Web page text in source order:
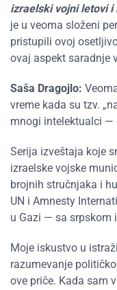
izraelski vojni letovi
je u veoma složeni
pristupili ovoj
ovaj aspekt saradnje
Saša Dragojlo:
vreme kada su tzv.
mnogi intelektualci —
Serija izveštaja koje
izraelske vojske
brojnih stručnjaka i
UN i Amnesty
u Gazi — sa srpskom
Moje iskustvo u
razumevanje
ove priče. Kada sam